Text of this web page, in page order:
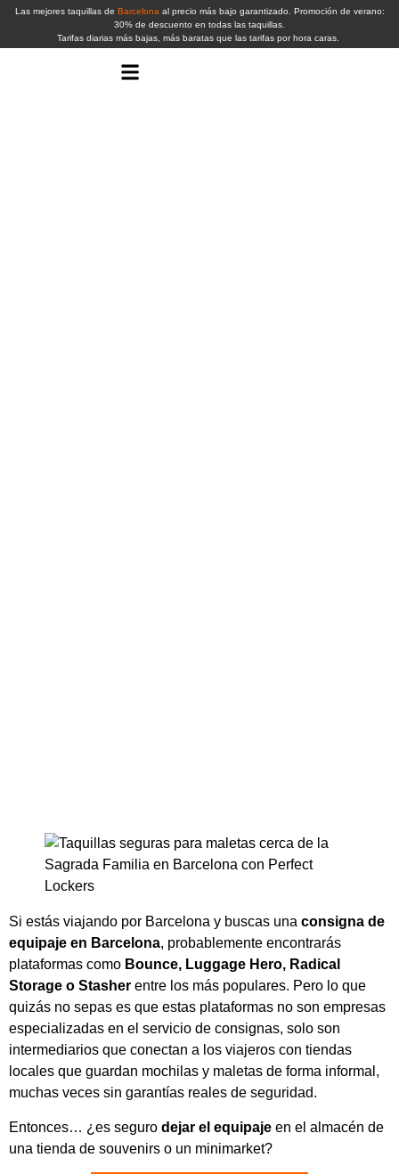
Las mejores taquillas de Barcelona al precio más bajo garantizado. Promoción de verano:
30% de descuento en todas las taquillas.
Tarifas diarias más bajas, más baratas que las tarifas por hora caras.
Si estás viajando por Barcelona y buscas una consigna de
equipaje en Barcelona, probablemente encontrarás
plataformas como Bounce, Luggage Hero, Radical
Storage o Stasher entre los más populares. Pero lo que
quizás no sepas es que estas plataformas no son empresas
especializadas en el servicio de consignas, solo son
intermediarios que conectan a los viajeros con tiendas
locales que guardan mochilas y maletas de forma informal,
muchas veces sin garantías reales de seguridad.
Entonces… ¿es seguro dejar el equipaje en el almacén de
una tienda de souvenirs o un minimarket?